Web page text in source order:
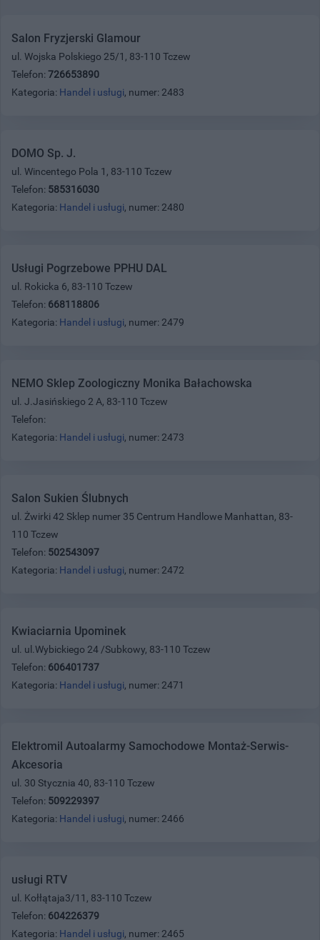
Salon Fryzjerski Glamour
ul. Wojska Polskiego 25/1, 83-110 Tczew
Telefon: 726653890
Kategoria: Handel i usługi, numer: 2483
DOMO Sp. J.
ul. Wincentego Pola 1, 83-110 Tczew
Telefon: 585316030
Kategoria: Handel i usługi, numer: 2480
Usługi Pogrzebowe PPHU DAL
ul. Rokicka 6, 83-110 Tczew
Telefon: 668118806
Kategoria: Handel i usługi, numer: 2479
NEMO Sklep Zoologiczny Monika Bałachowska
ul. J.Jasińskiego 2 A, 83-110 Tczew
Telefon:
Kategoria: Handel i usługi, numer: 2473
Salon Sukien Ślubnych
ul. Żwirki 42 Sklep numer 35 Centrum Handlowe Manhattan, 83-
110 Tczew
Telefon: 502543097
Kategoria: Handel i usługi, numer: 2472
Kwiaciarnia Upominek
ul. ul.Wybickiego 24 /Subkowy, 83-110 Tczew
Telefon: 606401737
Kategoria: Handel i usługi, numer: 2471
Elektromil Autoalarmy Samochodowe Montaż-Serwis-
Akcesoria
ul. 30 Stycznia 40, 83-110 Tczew
Telefon: 509229397
Kategoria: Handel i usługi, numer: 2466
usługi RTV
ul. Kołłątaja3/11, 83-110 Tczew
Telefon: 604226379
Kategoria: Handel i usługi, numer: 2465